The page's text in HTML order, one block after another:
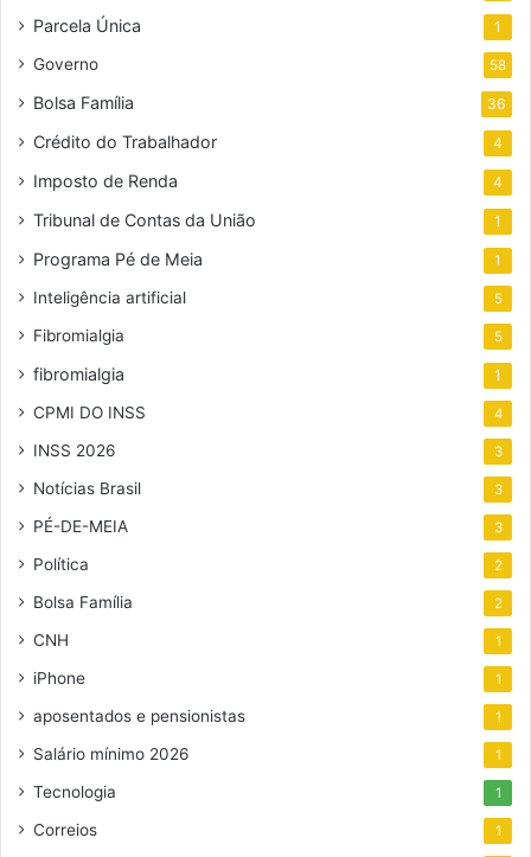
Parcela Única 1
Governo 58
Bolsa Família 36
Crédito do Trabalhador 4
Imposto de Renda 4
Tribunal de Contas da União 1
Programa Pé de Meia 1
Inteligência artificial 5
Fibromialgia 5
fibromialgia 1
CPMI DO INSS 4
INSS 2026 3
Notícias Brasil 3
PÉ-DE-MEIA 3
Política 2
Bolsa Família 2
CNH 1
iPhone 1
aposentados e pensionistas 1
Salário mínimo 2026 1
Tecnologia 1
Correios 1